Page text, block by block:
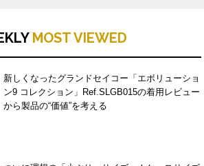
MOST VIEWED
新しくなったグランドセイコー「エボリューショ
ン9 コレクション」Ref.SLGB015の着用レビュー
から製品の“価値”を考える